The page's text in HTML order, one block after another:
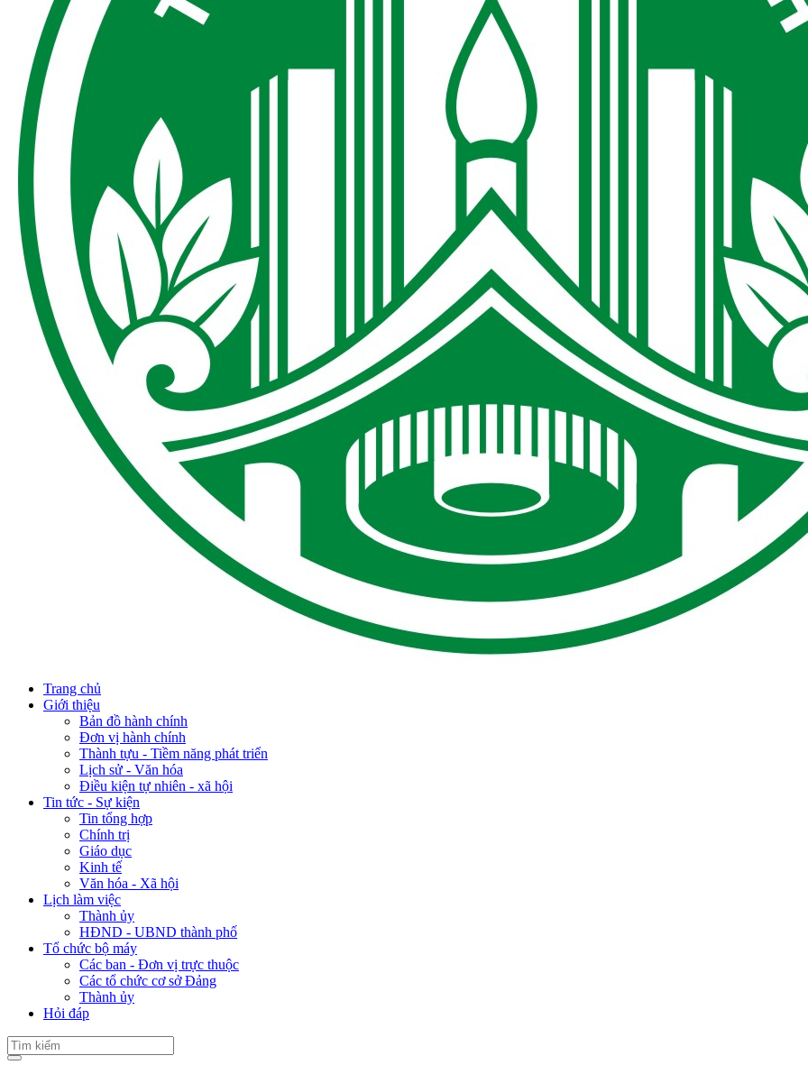
Trang chủ
Giới thiệu
Bản đồ hành chính
Đơn vị hành chính
Thành tựu - Tiềm năng phát triển
Lịch sử - Văn hóa
Điều kiện tự nhiên - xã hội
Tin tức - Sự kiện
Tin tổng hợp
Chính trị
Giáo dục
Kinh tế
Văn hóa - Xã hội
Lịch làm việc
Thành ủy
HĐND - UBND thành phố
Tổ chức bộ máy
Các ban - Đơn vị trực thuộc
Các tổ chức cơ sở Đảng
Thành ủy
Hỏi đáp